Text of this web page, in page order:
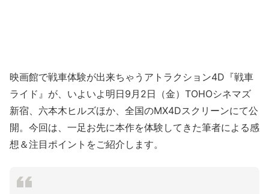
映画館で戦車体験が出来ちゃうアトラクション4D『戦車
ライド』が、いよいよ明日9月2日（金）TOHOシネマズ
新宿、六本木ヒルズほか、全国のMX4Dスクリーンにて公
開。今回は、一足お先に本作を体験してきた筆者による感
想＆注目ポイントをご紹介します。